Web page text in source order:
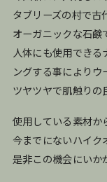
タブリーズの村で古
オーガニックな石鹸
人体にも使用でき
ングする事により
ツヤツヤで肌触りの
使用している素材か
今までにないハイク
是非この機会にいか